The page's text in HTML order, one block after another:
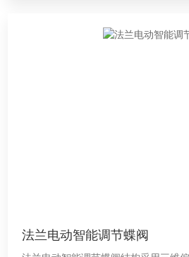
法兰电动智能调节蝶阀